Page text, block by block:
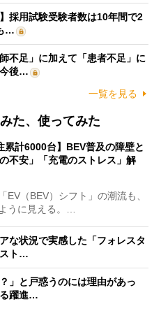
採用試験受験者数は10年間で2
…
不足」に加えて「患者不足」に
後…
一覧を見る
た、使ってみた
累計6000台】BEV普及の障壁と
不安」「充電のストレス」解
（BEV）シフト」の潮流も、
うに見える。…
な状況で実感した「フォレスタ
ト…
」と戸惑うのには理由があっ
躍進…